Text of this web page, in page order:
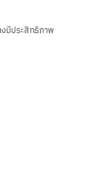
มีประสิทธิภาพ